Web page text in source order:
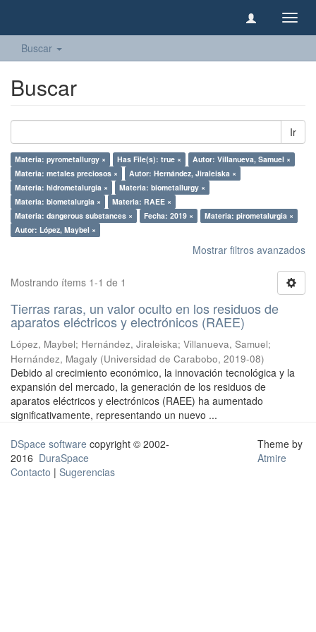
Buscar
Buscar
Ir
Materia: pyrometallurgy × Has File(s): true ×
Autor: Villanueva, Samuel ×
Materia: metales preciosos ×
Autor: Hernández, Jiraleiska ×
Materia: hidrometalurgia ×
Materia: biometallurgy ×
Materia: biometalurgia ×
Materia: RAEE ×
Materia: dangerous substances ×
Fecha: 2019 ×
Materia: pirometalurgia ×
Autor: López, Maybel ×
Mostrar filtros avanzados
Mostrando ítems 1-1 de 1
Tierras raras, un valor oculto en los residuos de
aparatos eléctricos y electrónicos (RAEE)
López, Maybel; Hernández, Jiraleiska; Villanueva, Samuel;
Hernández, Magaly (Universidad de Carabobo, 2019-08)
Debido al crecimiento económico, la innovación tecnológica y la
expansión del mercado, la generación de los residuos de
aparatos eléctricos y electrónicos (RAEE) ha aumentado
significativamente, representando un nuevo ...
DSpace software copyright © 2002-
2016 DuraSpace
Contacto | Sugerencias
Theme by
Atmire